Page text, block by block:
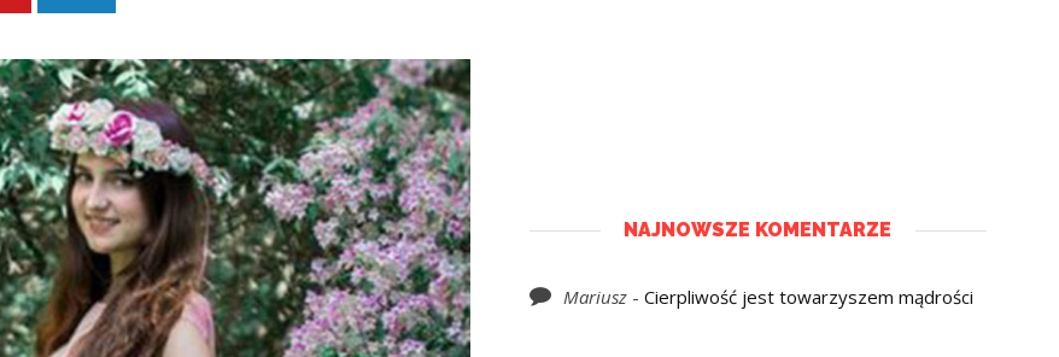
NAJNOWSZE KOMENTARZE
Mariusz- Cierpliwość jest towarzyszem mądrości